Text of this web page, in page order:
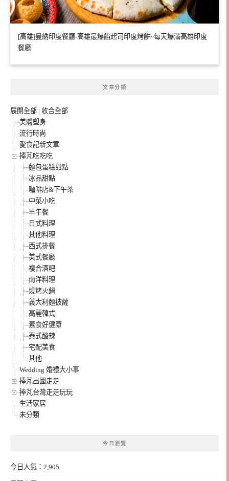
[高雄]曼納印度餐廳-高雄最爆餡起司印度烤餅~每天爆滿高雄印度
餐廳
文章分類
展開全部 | 收合全部
美體塑身
流行時尚
愛食記新文章
捧芃吃吃吃
麵包蛋糕甜點
冰品甜點
咖啡店&下午茶
中菜小吃
早午餐
日式料理
其他料理
西式排餐
美式餐廳
複合酒吧
南洋料理
燒烤火鍋
義大利麵披薩
高麗韓式
素食好健康
泰式酸辣
宅配美食
其他
Wedding 婚禮大小事
捧芃出國走走
捧芃台灣走走玩玩
生活家居
未分類
今日瀏覽
今日人氣：2,905